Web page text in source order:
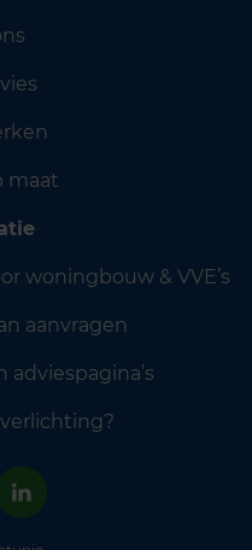
maat
woningbouw & VVE’s
aanvragen